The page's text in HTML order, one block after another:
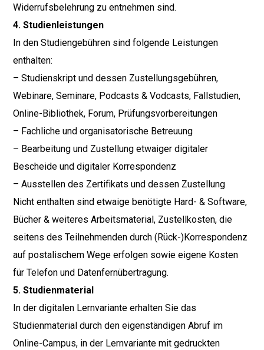
Widerrufsbelehrung zu entnehmen sind.
4. Studienleistungen
In den Studiengebühren sind folgende Leistungen
enthalten:
– Studienskript und dessen Zustellungsgebühren,
Webinare, Seminare, Podcasts & Vodcasts, Fallstudien,
Online-Bibliothek, Forum, Prüfungsvorbereitungen
– Fachliche und organisatorische Betreuung
– Bearbeitung und Zustellung etwaiger digitaler
Bescheide und digitaler Korrespondenz
– Ausstellen des Zertifikats und dessen Zustellung
Nicht enthalten sind etwaige benötigte Hard- & Software,
Bücher & weiteres Arbeitsmaterial, Zustellkosten, die
seitens des Teilnehmenden durch (Rück-)Korrespondenz
auf postalischem Wege erfolgen sowie eigene Kosten
für Telefon und Datenfernübertragung.
5. Studienmaterial
In der digitalen Lernvariante erhalten Sie das
Studienmaterial durch den eigenständigen Abruf im
Online-Campus, in der Lernvariante mit gedruckten